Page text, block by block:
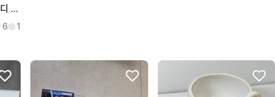
(새상품) 쿠로미 마이멜로디 뚜껑 머그컵 세트
6 1